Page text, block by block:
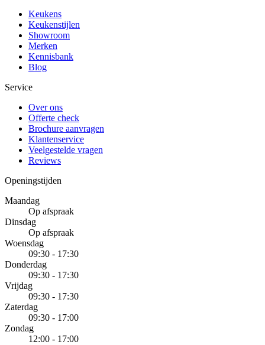
Keukens
Keukenstijlen
Showroom
Merken
Kennisbank
Blog
Service
Over ons
Offerte check
Brochure aanvragen
Klantenservice
Veelgestelde vragen
Reviews
Openingstijden
Maandag
Op afspraak
Dinsdag
Op afspraak
Woensdag
09:30 - 17:30
Donderdag
09:30 - 17:30
Vrijdag
09:30 - 17:30
Zaterdag
09:30 - 17:00
Zondag
12:00 - 17:00